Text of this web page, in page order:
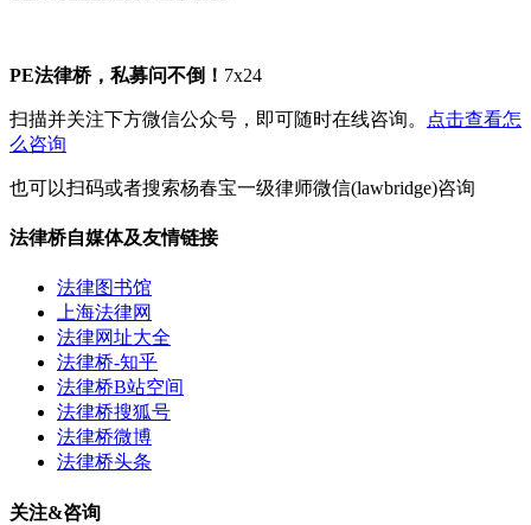
PE法律桥，私募问不倒！ 7x24
扫描并关注下方微信公众号，即可随时在线咨询。
点击查看怎
么咨询
也可以扫码或者搜索杨春宝一级律师微信(lawbridge)咨询
法律桥自媒体及友情链接
法律图书馆
上海法律网
法律网址大全
法律桥-知乎
法律桥B站空间
法律桥搜狐号
法律桥微博
法律桥头条
关注&咨询